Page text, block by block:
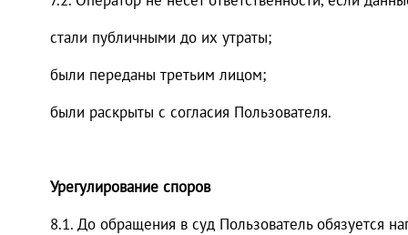
стали публичными до их утраты;
были переданы третьим лицом;
были раскрыты с согласия Пользователя.
Урегулирование споров
8.1. До обращения в суд Пользователь обязуется